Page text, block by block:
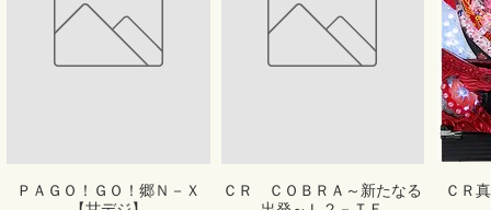
ＰＡＧＯ！ＧＯ！郷Ｎ－Ｘ
ＣＲ ＣＯＢＲＡ～新たなる
ＣＲ